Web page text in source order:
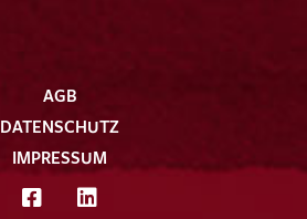
AGB
DATENSCHUTZ
IMPRESSUM